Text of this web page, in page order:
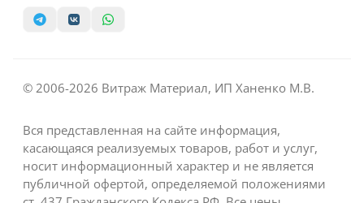
© 2006-2026 Витраж Материал, ИП Ханенко М.В.
Вся представленная на сайте информация,
касающаяся реализуемых товаров, работ и услуг,
носит информационный характер и не является
публичной офертой, определяемой положениями